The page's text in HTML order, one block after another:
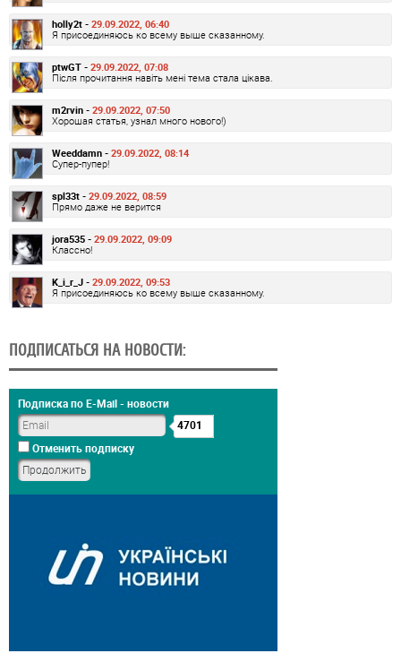
holly2t - 29.09.2022, 06:40
Я присоединяюсь ко всему выше сказанному.
ptwGT - 29.09.2022, 07:08
Після прочитання навіть мені тема стала цікава.
m2rvin - 29.09.2022, 07:50
Хорошая статья, узнал много нового!)
Weeddamn - 29.09.2022, 08:14
Супер-пупер!
spl33t - 29.09.2022, 08:59
Прямо даже не верится
jora535 - 29.09.2022, 09:09
Классно!
K_i_r_J - 29.09.2022, 09:53
Я присоединяюсь ко всему выше сказанному.
ПОДПИСАТЬСЯ НА НОВОСТИ:
Подписка по E-Mail - новости
4701
Отменить подписку